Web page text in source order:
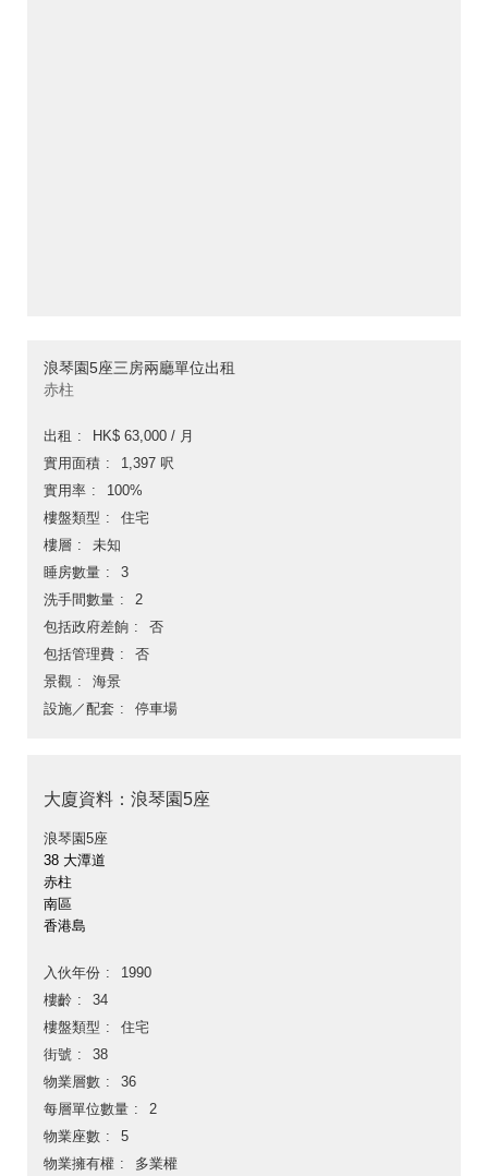
浪琴園5座三房兩廳單位出租
赤柱
出租
HK$ 63,000 / 月
實用面積
1,397 呎
實用率
100%
樓盤類型
住宅
樓層
未知
睡房數量
3
洗手間數量
2
包括政府差餉
否
包括管理費
否
景觀
海景
設施／配套
停車場
大廈資料：浪琴園5座
浪琴園5座
38 大潭道
赤柱
南區
香港島
入伙年份
1990
樓齡
34
樓盤類型
住宅
街號
38
物業層數
36
每層單位數量
2
物業座數
5
物業擁有權
多業權